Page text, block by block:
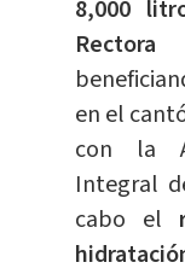
8,000
en el
con la
Integral
cabo el